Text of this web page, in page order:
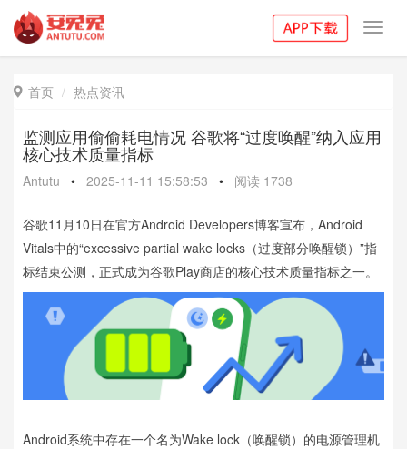
 首页 热点资讯
监测应用偷偷耗电情况 谷歌将“过度唤醒”纳入应用
核心技术质量指标
Antutu • 2025-11-11 15:58:53 • 阅读 1738
谷歌11月10日在官方Android Developers博客宣布，Android
Vitals中的“excessive partial wake locks（过度部分唤醒锁）”指
标结束公测，正式成为谷歌Play商店的核心技术质量指标之一。
Android系统中存在一个名为Wake lock（唤醒锁）的电源管理机